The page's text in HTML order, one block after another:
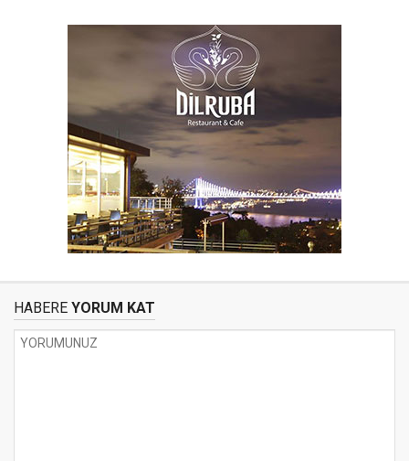
HABERE YORUM KAT